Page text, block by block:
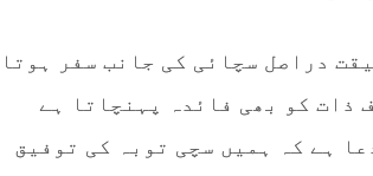
دراصل سچائی کی جانب سفر ہوتا
ذات کو بھی فائدہ پہنچاتا ہے
ہے کہ ہمیں سچی توبہ کی توفیق